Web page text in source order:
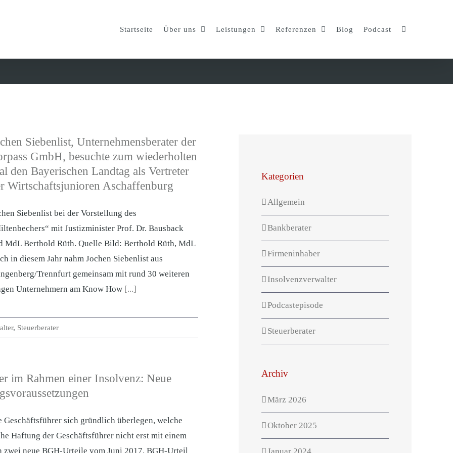
Startseite Über uns Leistungen Referenzen Blog Podcast
Siebenlist, Unternehmensberater der
GmbH, besuchte zum wiederholten
den Bayerischen Landtag als Vertreter
Wirtschaftsjunioren Aschaffenburg
Siebenlist bei der Vorstellung des
mit Justizminister Prof. Dr. Bausback
MdL Berthold Rüth. Quelle Bild: Berthold Rüth, MdL
in diesem Jahr nahm Jochen Siebenlist aus
Trennfurt gemeinsam mit rund 30 weiteren
Unternehmern am Know How [...]
, Steuerberater
im Rahmen einer Insolvenz: Neue
sich gründlich überlegen, welche
Haftung der Geschäftsführer nicht erst mit einem
neue BGH-Urteile vom Juni 2017. BGH-Urteil
Kategorien
Allgemein
Bankberater
Firmeninhaber
Insolvenzverwalter
Podcastepisode
Steuerberater
Archiv
März 2026
Oktober 2025